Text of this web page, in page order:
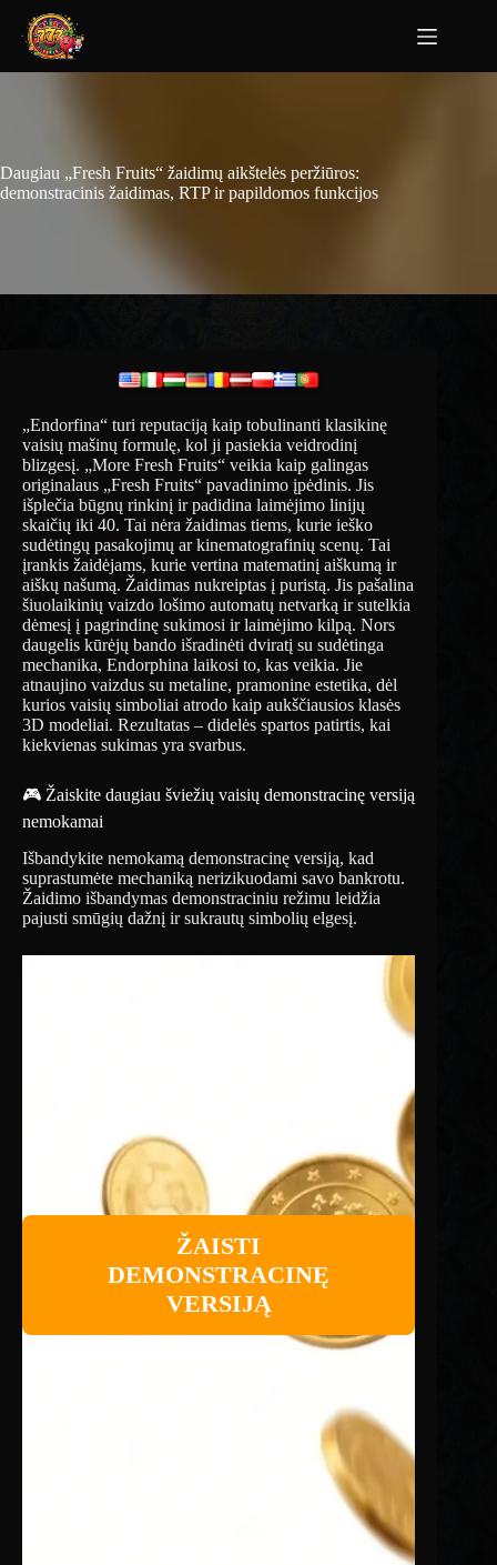
Daugiau „Fresh Fruits“ žaidimų aikštelės peržiūros:
demonstracinis žaidimas, RTP ir papildomos funkcijos
„Endorfina“ turi reputaciją kaip tobulinanti klasikinę
vaisių mašinų formulę, kol ji pasiekia veidrodinį
blizgesį. „More Fresh Fruits“ veikia kaip galingas
originalaus „Fresh Fruits“ pavadinimo įpėdinis. Jis
išplečia būgnų rinkinį ir padidina laimėjimo linijų
skaičių iki 40. Tai nėra žaidimas tiems, kurie ieško
sudėtingų pasakojimų ar kinematografinių scenų. Tai
įrankis žaidėjams, kurie vertina matematinį aiškumą ir
aiškų našumą. Žaidimas nukreiptas į puristą. Jis pašalina
šiuolaikinių vaizdo lošimo automatų netvarką ir sutelkia
dėmesį į pagrindinę sukimosi ir laimėjimo kilpą. Nors
daugelis kūrėjų bando išradinėti dviratį su sudėtinga
mechanika, Endorphina laikosi to, kas veikia. Jie
atnaujino vaizdus su metaline, pramonine estetika, dėl
kurios vaisių simboliai atrodo kaip aukščiausios klasės
3D modeliai. Rezultatas – didelės spartos patirtis, kai
kiekvienas sukimas yra svarbus.
🎮 Žaiskite daugiau šviežių vaisių demonstracinę versiją
nemokamai
Išbandykite nemokamą demonstracinę versiją, kad
suprastumėte mechaniką nerizikuodami savo bankrotu.
Žaidimo išbandymas demonstraciniu režimu leidžia
pajusti smūgių dažnį ir sukrautų simbolių elgesį.
ŽAISTI
DEMONSTRACINĘ
VERSIJĄ